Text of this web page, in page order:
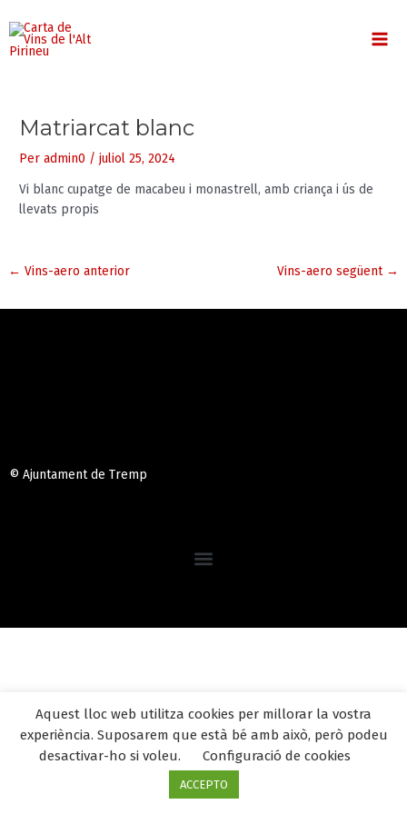
contingut
Matriarcat blanc
Per admin0 /juliol 25, 2024
Vi blanc cupatge de macabeu i monastrell, amb criança i ús de
llevats propis
← Vins-aero anterior Vins-aero següent →
© Ajuntament de Tremp
Aquest lloc web utilitza cookies per millorar la vostra
experiència. Suposarem que està bé amb això, però podeu
desactivar-ho si voleu.
Configuració de cookies
ACCEPTO